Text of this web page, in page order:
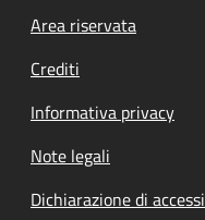
Footer menu
Area riservata
Crediti
Informativa privacy
Note legali
Dichiarazione di